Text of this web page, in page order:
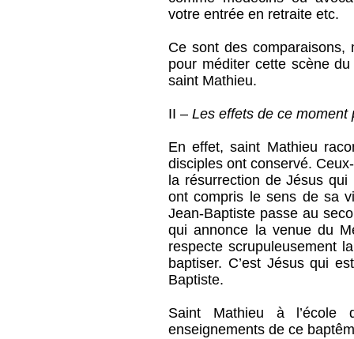
votre entrée en retraite etc.
Ce sont des
pour méditer cette scène
saint Mathieu.
II –Les effets de ce moment
En effet, saint Mathieu
disciples ont conservé.
la résurrection de Jésus
ont compris le sens de sa
Jean-Baptiste passe au
qui annonce la venue du
respecte scrupuleusement
baptiser. C’est Jésus qui
Baptiste.
Saint Mathieu à l’école
enseignements de ce